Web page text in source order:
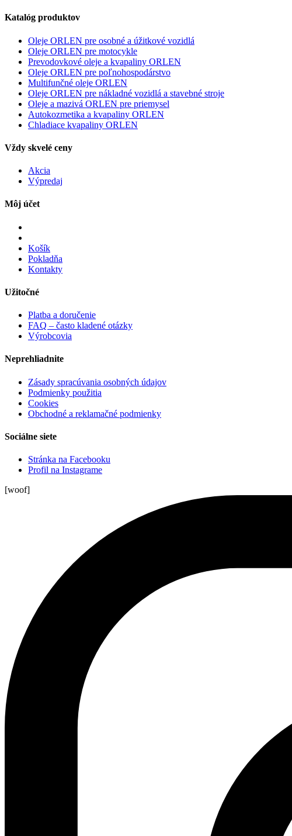
Katalóg produktov
Oleje ORLEN pre osobné a úžitkové vozidlá
Oleje ORLEN pre motocykle
Prevodovkové oleje a kvapaliny ORLEN
Oleje ORLEN pre poľnohospodárstvo
Multifunčné oleje ORLEN
Oleje ORLEN pre nákladné vozidlá a stavebné stroje
Oleje a mazivá ORLEN pre priemysel
Autokozmetika a kvapaliny ORLEN
Chladiace kvapaliny ORLEN
Vždy skvelé ceny
Akcia
Výpredaj
Môj účet
Košík
Pokladňa
Kontakty
Užitočné
Platba a doručenie
FAQ – často kladené otázky
Výrobcovia
Neprehliadnite
Zásady spracúvania osobných údajov
Podmienky použitia
Cookies
Obchodné a reklamačné podmienky
Sociálne siete
Stránka na Facebooku
Profil na Instagrame
[woof]